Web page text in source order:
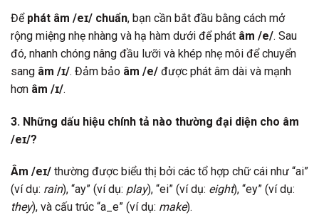
Để phát âm /eɪ/ chuẩn, bạn cần bắt đầu bằng cách mở
rộng miệng nhẹ nhàng và hạ hàm dưới để phát âm /e/. Sau
đó, nhanh chóng nâng đầu lưỡi và khép nhẹ môi để chuyển
sang âm /ɪ/. Đảm bảo âm /e/ được phát âm dài và mạnh
hơn âm /ɪ/.
3. Những dấu hiệu chính tả nào thường đại diện cho âm
/eɪ/?
Âm /eɪ/ thường được biểu thị bởi các tổ hợp chữ cái như “ai”
(ví dụ: rain), “ay” (ví dụ: play), “ei” (ví dụ: eight), “ey” (ví dụ:
they), và cấu trúc “a_e” (ví dụ: make).